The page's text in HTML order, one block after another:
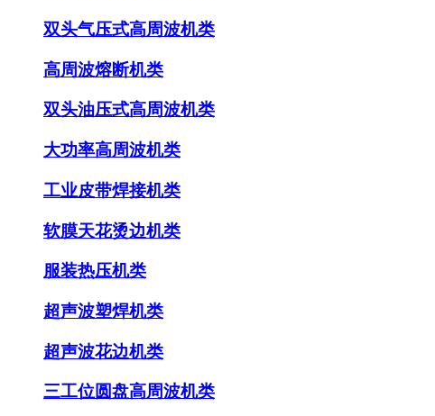
双头气压式高周波机类
高周波熔断机类
双头油压式高周波机类
大功率高周波机类
工业皮带焊接机类
软膜天花烫边机类
服装热压机类
超声波塑焊机类
超声波花边机类
三工位圆盘高周波机类